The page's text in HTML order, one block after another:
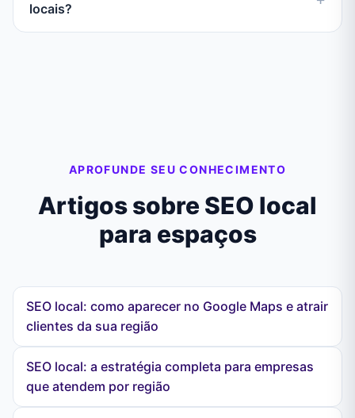
locais?
APROFUNDE SEU CONHECIMENTO
Artigos sobre SEO local
para espaços
SEO local: como aparecer no Google Maps e atrair
clientes da sua região
SEO local: a estratégia completa para empresas
que atendem por região